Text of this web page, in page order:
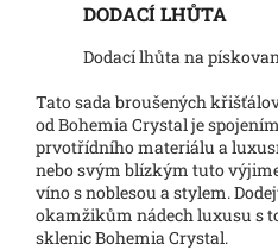
DODACÍ LHŮTA
Dodací lhůta na
Tato sada broušených
od Bohemia Crystal je
prvotřídního materiálu a
nebo svým blízkým tuto
víno s noblesou a stylem.
okamžikům nádech luxusu s
sklenic Bohemia Crystal.